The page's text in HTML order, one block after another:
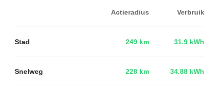
Actieradius Verbruik
Stad 249 km 31.9 kWh
Snelweg 228 km 34.88 kWh